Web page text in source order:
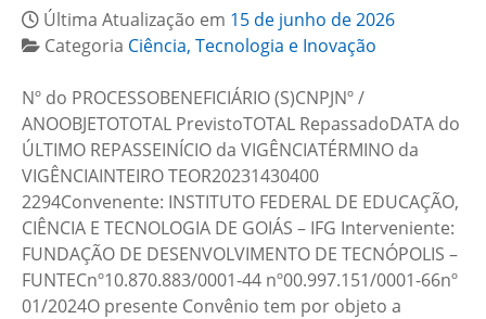
Última Atualização em 15 de junho de 2026
Categoria Ciência, Tecnologia e Inovação
Nº do PROCESSOBENEFICIÁRIO (S)CNPJNº /
ANOOBJETOTOTAL PrevistoTOTAL RepassadoDATA do
ÚLTIMO REPASSEINÍCIO da VIGÊNCIATÉRMINO da
VIGÊNCIAINTEIRO TEOR20231430400
2294Convenente: INSTITUTO FEDERAL DE EDUCAÇÃO,
CIÊNCIA E TECNOLOGIA DE GOIÁS – IFG Interveniente:
FUNDAÇÃO DE DESENVOLVIMENTO DE TECNÓPOLIS –
FUNTECnº10.870.883/0001-44 nº00.997.151/0001-66nº
01/2024O presente Convênio tem por objeto a